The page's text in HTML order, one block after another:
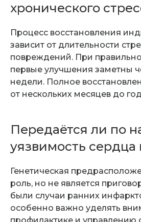
хронического
Процесс восстановления
зависит от длительности
повреждений. При
первые улучшения заметны
недели. Полное
от нескольких месяцев до
Передаётся ли по
уязвимость сердца
Генетическая
роль, но не является
были случаи ранних
особенно важно уделять